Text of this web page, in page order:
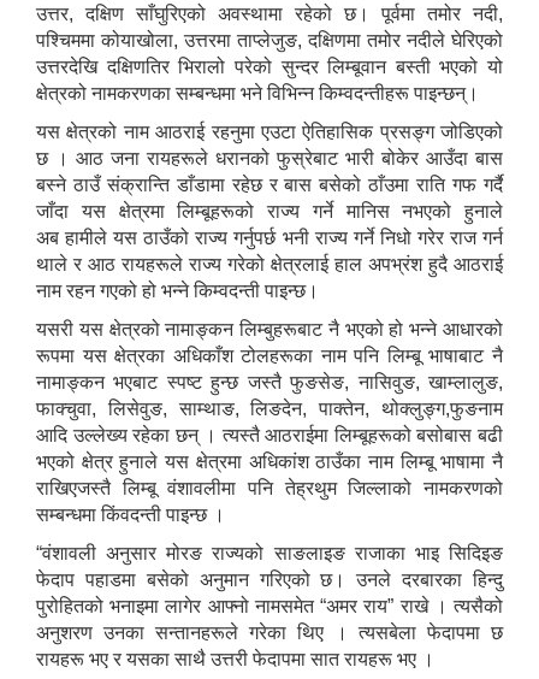
उत्तर, दक्षिण साँघुरिएको अवस्थामा रहेको छ। पूर्वमा तमोर नदी,
पश्चिममा कोयाखोला, उत्तरमा ताप्लेजुङ, दक्षिणमा तमोर नदीले घेरिएको
उत्तरदेखि दक्षिणतिर भिरालो परेको सुन्दर लिम्बूवान बस्ती भएको यो
क्षेत्रको नामकरणका सम्बन्धमा भने विभिन्न किम्वदन्तीहरू पाइन्छन्।
यस क्षेत्रको नाम आठराई रहनुमा एउटा ऐतिहासिक प्रसङ्ग जोडिएको
छ । आठ जना रायहरूले धरानको फुस्रेबाट भारी बोकेर आउँदा बास
बस्ने ठाउँ संक्रान्ति डाँडामा रहेछ र बास बसेको ठाँउमा राति गफ गर्दै
जाँदा यस क्षेत्रमा लिम्बूहरूको राज्य गर्ने मानिस नभएको हुनाले
अब हामीले यस ठाउँको राज्य गर्नुपर्छ भनी राज्य गर्ने निधो गरेर राज गर्न
थाले र आठ रायहरूले राज्य गरेको क्षेत्रलाई हाल अपभ्रंश हुदै आठराई
नाम रहन गएको हो भन्ने किम्वदन्ती पाइन्छ।
यसरी यस क्षेत्रको नामाङ्कन लिम्बुहरूबाट नै भएको हो भन्ने आधारको
रूपमा यस क्षेत्रका अधिकाँश टोलहरूका नाम पनि लिम्बू भाषाबाट नै
नामाङ्कन भएबाट स्पष्ट हुन्छ जस्तै फुङसेङ, नासिवुङ, खाम्लालुङ,
फाक्चुवा, लिसेवुङ, साम्थाङ, लिङदेन, पाक्तेन, थोक्लुङ्ग,फुङनाम
आदि उल्लेख्य रहेका छन् । त्यस्तै आठराईमा लिम्बूहरूको बसोबास बढी
भएको क्षेत्र हुनाले यस क्षेत्रमा अधिकांश ठाउँका नाम लिम्बू भाषामा नै
राखिएजस्तै लिम्बू वंशावलीमा पनि तेह्रथुम जिल्लाको नामकरणको
सम्बन्धमा किंवदन्ती पाइन्छ ।
“वंशावली अनुसार मोरङ राज्यको साङलाइङ राजाका भाइ सिदिइङ
फेदाप पहाडमा बसेको अनुमान गरिएको छ। उनले दरबारका हिन्दु
पुरोहितको भनाइमा लागेर आफ्नो नामसमेत “अमर राय” राखे । त्यसैको
अनुशरण उनका सन्तानहरूले गरेका थिए । त्यसबेला फेदापमा छ
रायहरू भए र यसका साथै उत्तरी फेदापमा सात रायहरू भए ।